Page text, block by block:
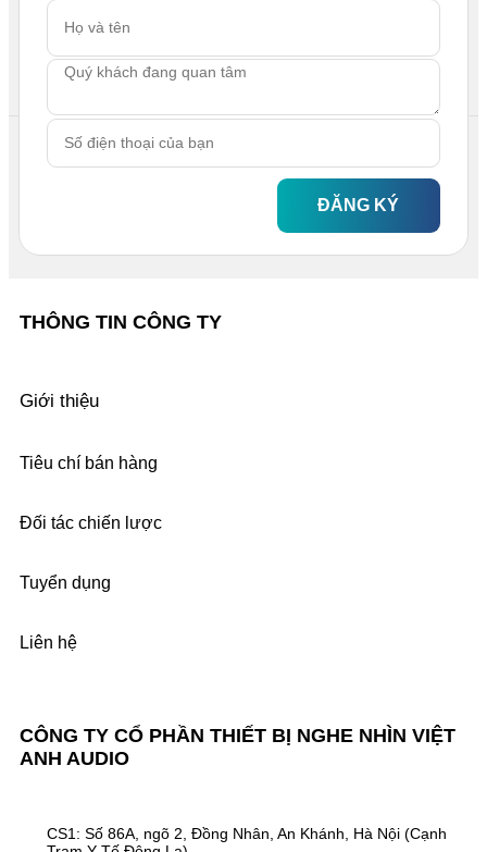
ĐĂNG KÝ
CÔNG TY CỔ PHẦN THIẾT BỊ NGHE NHÌN VIỆT
ANH AUDIO
CS1: Số 86A, ngõ 2, Đồng Nhân, An Khánh, Hà Nội (Cạnh
THÔNG TIN CÔNG TY
Giới thiệu
Tiêu chí bán hàng
Đối tác chiến lược
Tuyển dụng
Liên hệ